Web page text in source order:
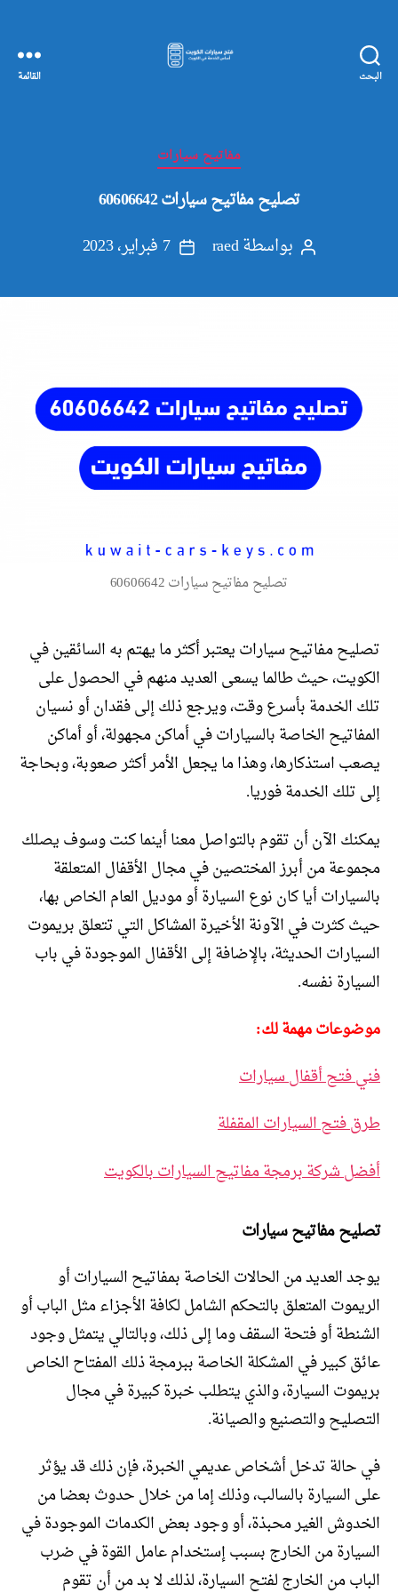
البحث
الكويت
القائمة
التصنيفات
مفاتيح سيارات
تصليح مفاتيح سيارات 60606642
كاتببواسطةraed
تاريخ
7 فبراير، 2023
تصليح مفاتيح سيارات 60606642
تصليح مفاتيح سيارات يعتبر أكثر ما يهتم به السائقين في
الكويت، حيث طالما يسعى العديد منهم في الحصول على
تلك الخدمة بأسرع وقت، ويرجع ذلك إلى فقدان أو نسيان
المفاتيح الخاصة بالسيارات في أماكن مجهولة، أو أماكن
يصعب استذكارها، وهذا ما يجعل الأمر أكثر صعوبة، وبحاجة
إلى تلك الخدمة فوريا.
يمكنك الآن أن تقوم بالتواصل معنا أينما كنت وسوف يصلك
مجموعة من أبرز المختصين في مجال الأقفال المتعلقة
بالسيارات أيا كان نوع السيارة أو موديل العام الخاص بها،
حيث كثرت في الآونة الأخيرة المشاكل التي تتعلق بريموت
السيارات الحديثة، بالإضافة إلى الأقفال الموجودة في باب
السيارة نفسه.
موضوعات مهمة لك:
فني فتح أقفال سيارات
طرق فتح السيارات المقفلة
أفضل شركة برمجة مفاتيح السيارات بالكويت
تصليح مفاتيح سيارات
يوجد العديد من الحالات الخاصة بمفاتيح السيارات أو
الريموت المتعلق بالتحكم الشامل لكافة الأجزاء مثل الباب أو
الشنطة أو فتحة السقف وما إلى ذلك، وبالتالي يتمثل وجود
عائق كبير في المشكلة الخاصة ببرمجة ذلك المفتاح الخاص
بريموت السيارة، والذي يتطلب خبرة كبيرة في مجال
التصليح والتصنيع والصيانة.
في حالة تدخل أشخاص عديمي الخبرة، فإن ذلك قد يؤثر
على السيارة بالسالب، وذلك إما من خلال حدوث بعضا من
الخدوش الغير محبذة، أو وجود بعض الكدمات الموجودة في
السيارة من الخارج بسبب إستخدام عامل القوة في ضرب
الباب من الخارج لفتح السيارة، لذلك لا بد من أن تقوم